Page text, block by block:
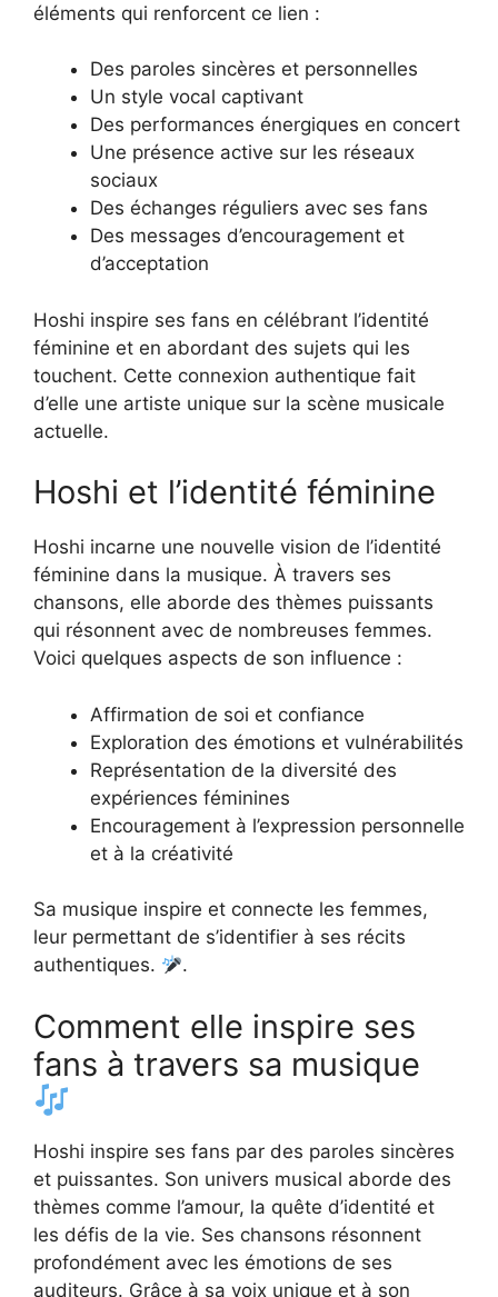
éléments qui renforcent ce lien :
Des paroles sincères et personnelles
Un style vocal captivant
Des performances énergiques en concert
Une présence active sur les réseaux
sociaux
Des échanges réguliers avec ses fans
Des messages d’encouragement et
d’acceptation
Hoshi inspire ses fans en célébrant l’identité
féminine et en abordant des sujets qui les
touchent. Cette connexion authentique fait
d’elle une artiste unique sur la scène musicale
actuelle.
Hoshi et l’identité féminine
Hoshi incarne une nouvelle vision de l’identité
féminine dans la musique. À travers ses
chansons, elle aborde des thèmes puissants
qui résonnent avec de nombreuses femmes.
Voici quelques aspects de son influence :
Affirmation de soi et confiance
Exploration des émotions et vulnérabilités
Représentation de la diversité des
expériences féminines
Encouragement à l’expression personnelle
et à la créativité
Sa musique inspire et connecte les femmes,
leur permettant de s’identifier à ses récits
authentiques.
.
Comment elle inspire ses
fans à travers sa musique
Hoshi inspire ses fans par des paroles sincères
et puissantes. Son univers musical aborde des
thèmes comme l’amour, la quête d’identité et
les défis de la vie. Ses chansons résonnent
profondément avec les émotions de ses
auditeurs. Grâce à sa voix unique et à son